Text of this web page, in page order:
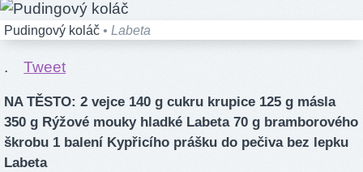
Pudingový koláč • Labeta
. Tweet
NA TĚSTO: 2 vejce 140 g cukru krupice 125 g másla
350 g Rýžové mouky hladké Labeta 70 g bramborového
škrobu 1 balení Kypřicího prášku do pečiva bez lepku
Labeta